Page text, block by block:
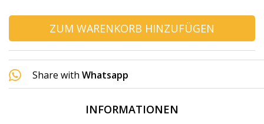
ZUM WARENKORB HINZUFÜGEN
Share with Whatsapp
INFORMATIONEN